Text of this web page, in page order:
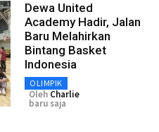
Dewa United
Academy Hadir, Jalan
Baru Melahirkan
Bintang Basket
Indonesia
OLIMPIK
Oleh Charlie
baru saja